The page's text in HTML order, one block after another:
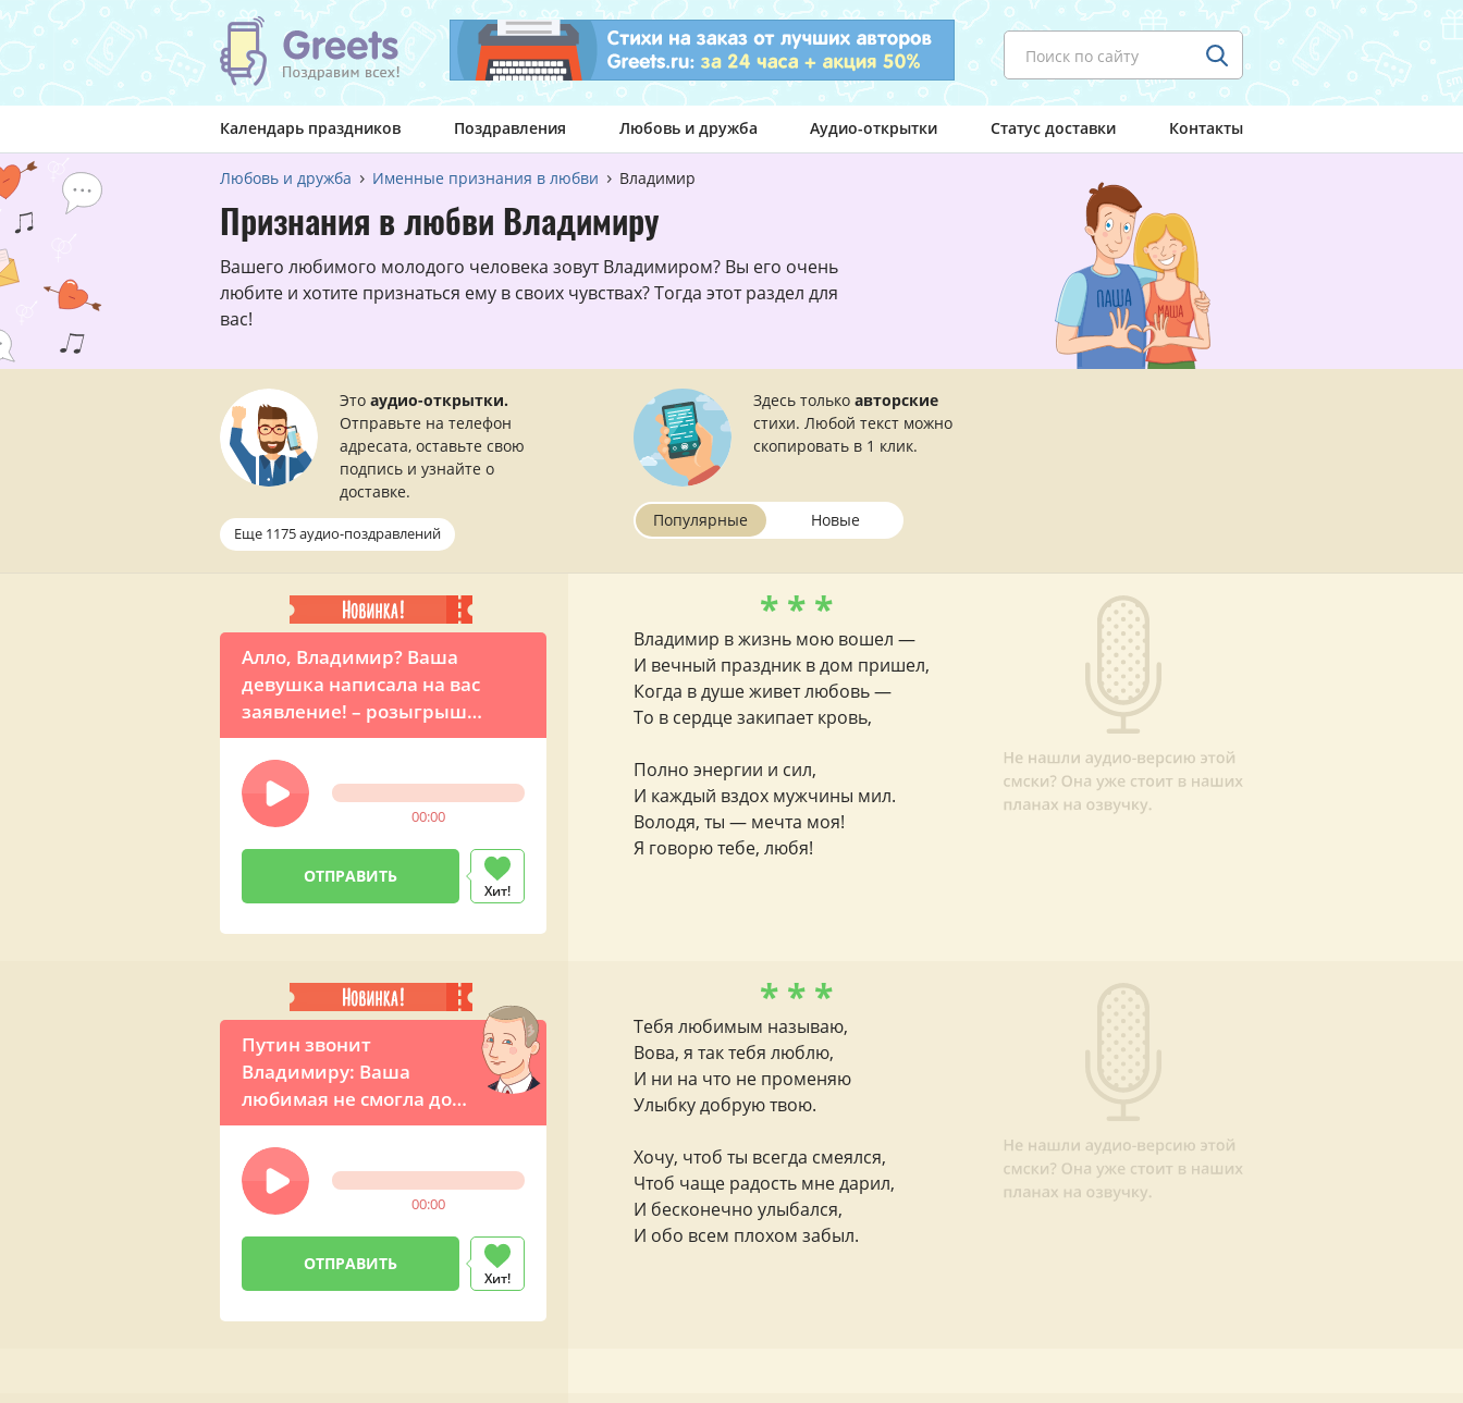
Поиск по сайту
Календарь праздников Поздравления Любовь и дружба Аудио-открытки Статус доставки Контакты
Любовь и дружба Именные признания в любви Владимир
Признания в любви Владимиру
Вашего любимого молодого человека зовут Владимиром? Вы его очень
любите и хотите признаться ему в своих чувствах? Тогда этот раздел для
вас!
Это аудио-открытки.
Отправьте на телефон
адресата, оставьте свою
подпись и узнайте о
доставке.
Еще 1175 аудио-поздравлений
Здесь только авторские
стихи. Любой текст можно
скопировать в 1 клик.
Популярные Новые
Алло, Владимир? Ваша
девушка написала на вас
заявление! – розыгрыш
звонок из полиции для
любимого мужчины
00:00
Хит!
* * *
Владимир в жизнь мою вошел —
И вечный праздник в дом пришел,
Когда в душе живет любовь —
То в сердце закипает кровь,
Полно энергии и сил,
И каждый вздох мужчины мил.
Володя, ты — мечта моя!
Я говорю тебе, любя!
Путин звонит
Владимиру: Ваша
любимая не смогла до
вас дозвониться!
00:00
Хит!
* * *
Тебя любимым называю,
Вова, я так тебя люблю,
И ни на что не променяю
Улыбку добрую твою.
Хочу, чтоб ты всегда смеялся,
Чтоб чаще радость мне дарил,
И бесконечно улыбался,
И обо всем плохом забыл.